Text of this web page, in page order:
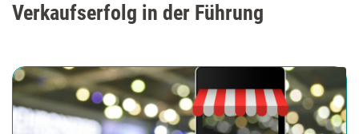
Verkaufserfolg in der Führung